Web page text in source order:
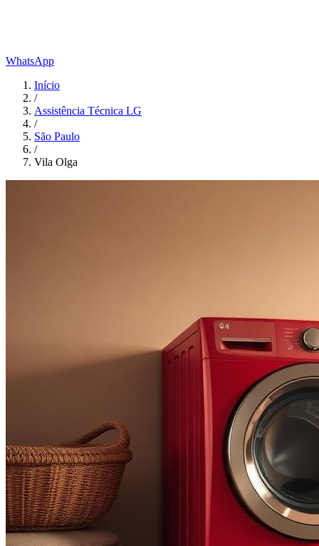
WhatsApp
Início
/
Assistência Técnica LG
/
São Paulo
/
Vila Olga